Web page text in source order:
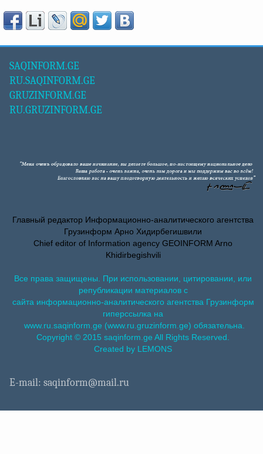
SAQINFORM.GE
RU.SAQINFORM.GE
GRUZINFORM.GE
RU.GRUZINFORM.GE
Главный редактор Информационно-аналитического агентства
Грузинформ Арно Хидирбегишвили
Chief editor of Information agency GEOINFORM Arno
Khidirbegishvili
Все права защищены. При использовании, цитировании, или
републикации материалов с
сайта информационно-аналитического агентства Грузинформ
гиперссылка на
www.ru.saqinform.ge (www.ru.gruzinform.ge) обязательна.
Copyright © 2015 saqinform.ge All Rights Reserved.
Created by LEMONS
E-mail: saqinform@mail.ru